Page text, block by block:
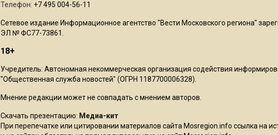
Телефон: +7 495 004-56-11
Сетевое издание Информационное агентство "Вести Московского региона"
ЭЛ № ФС77-73861.
18+
Учредитель: Автономная некоммерческая организация содействия
"Общественная служба новостей" (ОГРН 1187700006328).
Мнение редакции может не совпадать с мнением авторов.
Скачать презентацию: Медиа-кит
При перепечатке или цитировании материалов сайта Mosregion.info ссылка на